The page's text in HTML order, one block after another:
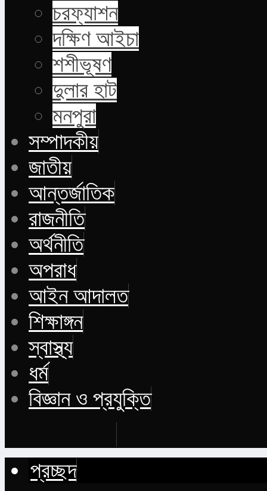
চরফ্যাশন
দক্ষিণ আইচা
শশীভূষণ
দুলার হাট
মনপুরা
সম্পাদকীয়
জাতীয়
আন্তর্জাতিক
রাজনীতি
অর্থনীতি
অপরাধ
আইন আদালত
শিক্ষাঙ্গন
স্বাস্থ্য
ধর্ম
বিজ্ঞান ও প্রযুক্তি
প্রচ্ছদ